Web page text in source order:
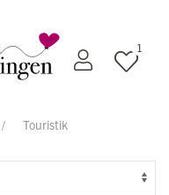
1
Touristik